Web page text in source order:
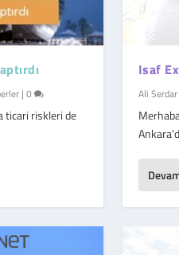
|0
ticari riskleri de
Isaf
Ali Serdar